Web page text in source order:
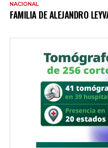
NACIONAL
FAMILIA DE ALEJANDRO